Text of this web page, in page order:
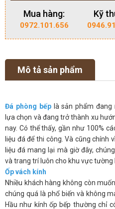
Mua hàng:
0972.101.656
Kỹ
Mô tả sản phẩm
Đá phòng bếplà sản phẩm đang
lựa chọn và đang trở thành xu
nay. Có thể thấy, gần như 100%
liệu đá để thi công. Và cũng chính
liệu đá mang lại mà giờ đây,
và trang trí luôn cho khu vực tường
Ốp vách kính
Nhiều khách hàng không còn
chúng quá là phổ biến và không
Hầu như kính ốp bếp thường chỉ